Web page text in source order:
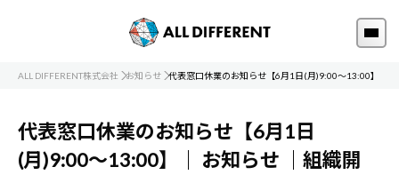
ALL DIFFERENT株式会社 お知らせ 代表窓口休業のお知らせ【6月1日(月)9:00～13:00】
代表窓口休業のお知らせ【6月1日
(月)9:00～13:00】｜ お知らせ
｜組織開